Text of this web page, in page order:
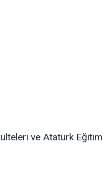
ve Atatürk Eğitim